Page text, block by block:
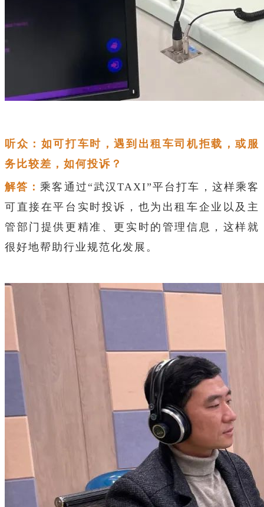
听众：如可打车时，遇到出租车司机拒载，或服
务比较差，如何投诉？
解答：乘客通过“武汉TAXI”平台打车，这样乘客
可直接在平台实时投诉，也为出租车企业以及主
管部门提供更精准、更实时的管理信息，这样就
很好地帮助行业规范化发展。